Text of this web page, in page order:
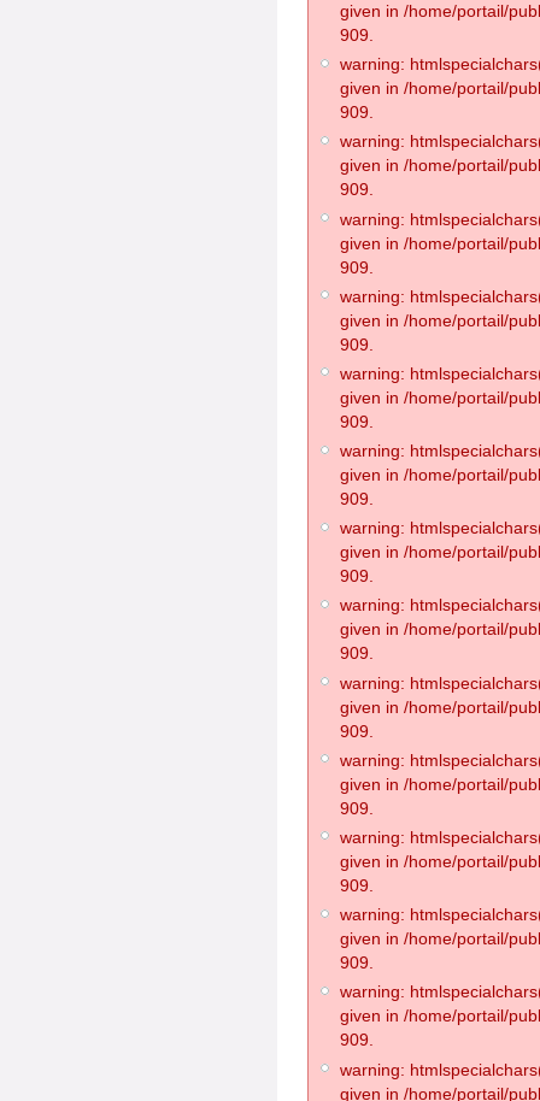
given in /home/portail/
909.
warning:
given in /home/portail/
909.
warning:
given in /home/portail/
909.
warning:
given in /home/portail/
909.
warning:
given in /home/portail/
909.
warning:
given in /home/portail/
909.
warning:
given in /home/portail/
909.
warning:
given in /home/portail/
909.
warning:
given in /home/portail/
909.
warning:
given in /home/portail/
909.
warning:
given in /home/portail/
909.
warning:
given in /home/portail/
909.
warning:
given in /home/portail/
909.
warning:
given in /home/portail/
909.
warning:
given in /home/portail/